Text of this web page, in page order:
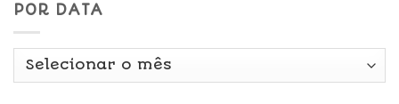
POR DATA
Por